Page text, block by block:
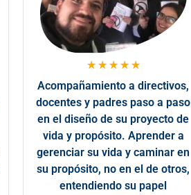
★ ★ ★ ★ ★
Acompañamiento a directivos,
docentes y padres paso a paso
en el diseño de su proyecto de
vida y propósito. Aprender a
gerenciar su vida y caminar en
su propósito, no en el de otros,
entendiendo su papel